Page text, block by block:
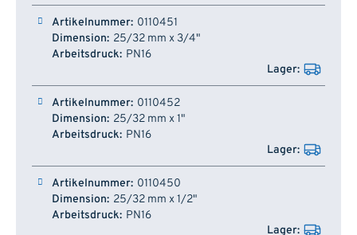
0110451
25/32 mm x 3/4"
PN16
0110452
25/32 mm x 1"
PN16
0110450
25/32 mm x 1/2"
PN16